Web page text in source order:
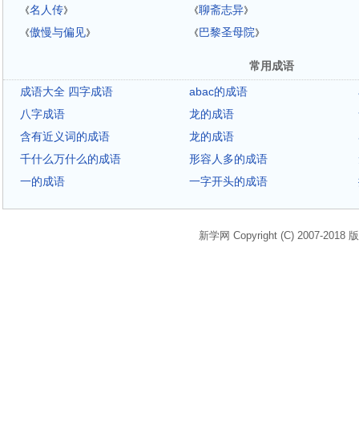
《名人传》 《聊斋志异》
《傲慢与偏见》 《巴黎圣母院》
常用成语
成语大全 四字成语
abac的成语
八字成语
龙的成语
含有近义词的成语
龙的成语
千什么万什么的成语
形容人多的成语
一的成语
一字开头的成语
新学网 Copyright (C) 2007-2018